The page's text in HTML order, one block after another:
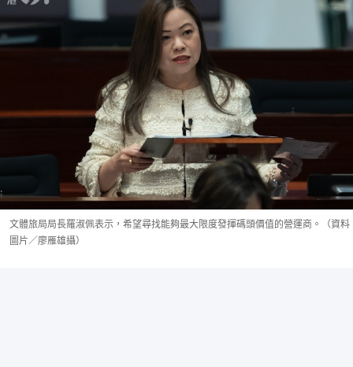
文體旅局局長羅淑佩表示，希望尋找能夠最大限度發揮碼頭價值的營運商。（資料
圖片／廖雁雄攝）